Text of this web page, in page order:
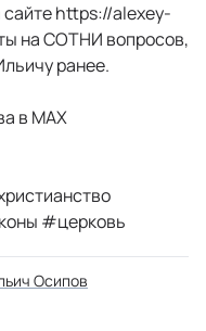
сайте https://alexey-
на СОТНИ вопросов,
ранее.
в MAX
#церковь
Осипов